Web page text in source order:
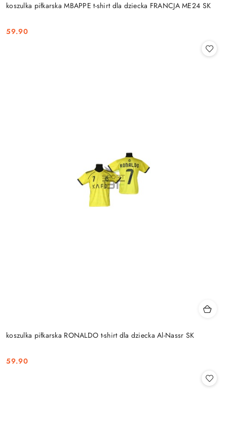
koszulka piłkarska MBAPPE t-shirt dla dziecka FRANCJA ME24 SK
Cena:
59.90
koszulka piłkarska RONALDO t-shirt dla dziecka Al-Nassr SK
Cena:
59.90